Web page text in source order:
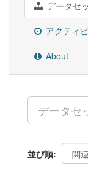
データセ
アクティ
About
並び順